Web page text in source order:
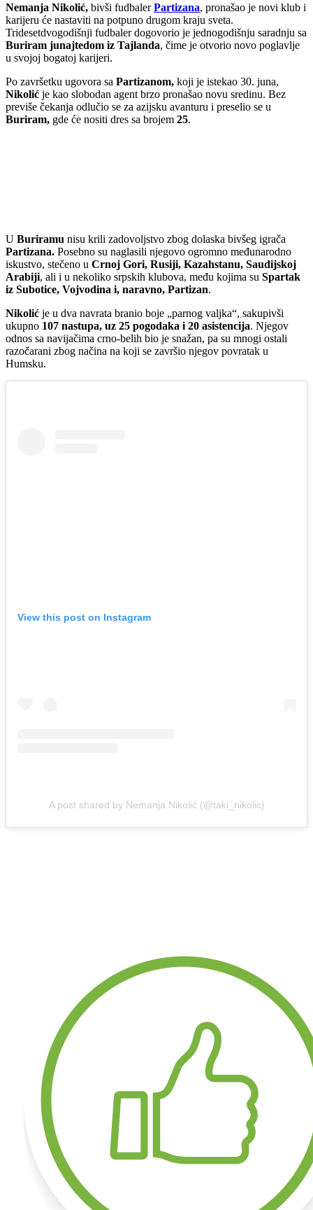
Nemanja Nikolić, bivši fudbalerPartizana, pronašao je novi klub i
karijeru će nastaviti na potpuno drugom kraju sveta.
Tridesetdvogodišnji fudbaler dogovorio je jednogodišnju saradnju sa
Buriram junajtedom iz Tajlanda, čime je otvorio novo poglavlje
u svojoj bogatoj karijeri.
Po završetku ugovora sa Partizanom, koji je istekao 30. juna,
Nikolić je kao slobodan agent brzo pronašao novu sredinu. Bez
previše čekanja odlučio se za azijsku avanturu i preselio se u
Buriram, gde će nositi dres sa brojem 25.
U Buriramu nisu krili zadovoljstvo zbog dolaska bivšeg igrača
Partizana. Posebno su naglasili njegovo ogromno međunarodno
iskustvo, stečeno u Crnoj Gori, Rusiji, Kazahstanu, Saudijskoj
Arabiji, ali i u nekoliko srpskih klubova, među kojima su Spartak
iz Subotice, Vojvodina i, naravno, Partizan.
Nikolić je u dva navrata branio boje „parnog valjka“, sakupivši
ukupno 107 nastupa, uz 25 pogodaka i 20 asistencija. Njegov
odnos sa navijačima crno-belih bio je snažan, pa su mnogi ostali
razočarani zbog načina na koji se završio njegov povratak u
Humsku.
View this post on Instagram
A post shared by Nemanja Nikolić (@taki_nikolic)